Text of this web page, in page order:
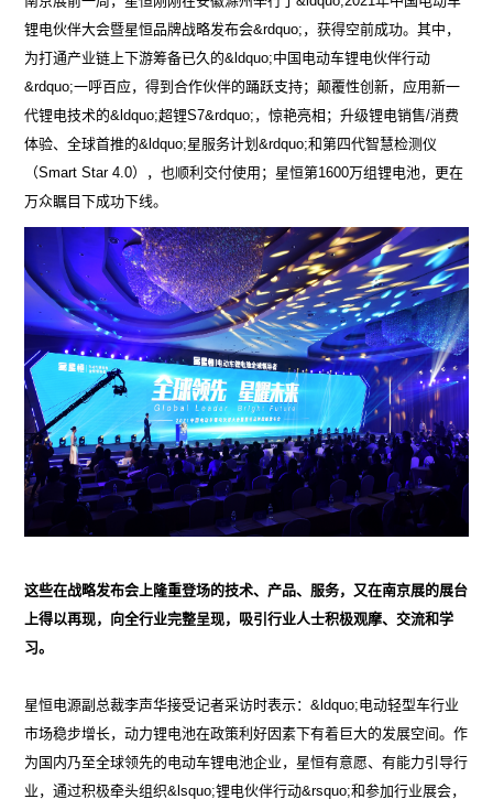
锂电伙伴大会暨星恒品牌战略发布会&rdquo;，获得空前成功。其中，
为打通产业链上下游筹备已久的&ldquo;中国电动车锂电伙伴行动
&rdquo;一呼百应，得到合作伙伴的踊跃支持；颠覆性创新，应用新一
代锂电技术的&ldquo;超锂S7&rdquo;，惊艳亮相；升级锂电销售/消费
体验、全球首推的&ldquo;星服务计划&rdquo;和第四代智慧检测仪
（Smart Star 4.0），也顺利交付使用；星恒第1600万组锂电池，更在
万众瞩目下成功下线。
这些在战略发布会上隆重登场的技术、产品、服务，又在南京展的展台
上得以再现，向全行业完整呈现，吸引行业人士积极观摩、交流和学
习。
星恒电源副总裁李声华接受记者采访时表示：&ldquo;电动轻型车行业
市场稳步增长，动力锂电池在政策利好因素下有着巨大的发展空间。作
为国内乃至全球领先的电动车锂电池企业，星恒有意愿、有能力引导行
业，通过积极牵头组织&lsquo;锂电伙伴行动&rsquo;和参加行业展会，